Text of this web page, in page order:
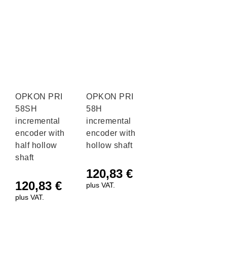
OPKON PRI
58SH
incremental
encoder with
half hollow
shaft
120,83 €
plus VAT.
OPKON PRI
58H
incremental
encoder with
hollow shaft
120,83 €
plus VAT.